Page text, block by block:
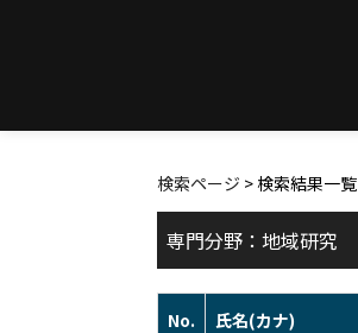
検索ページ > 検索結果一覧
専門分野：地域研究
No. 氏名(カナ)